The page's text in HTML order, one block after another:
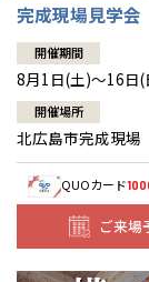
セントラルヒーテ
ギャラリー
代表ごあいさつ
企業理念
会社概要
事業部紹介
完成現場見学会
開催期間
8月1日(土)～16日(
開催場所
北広島市完成現場
QUOカード
ご来場